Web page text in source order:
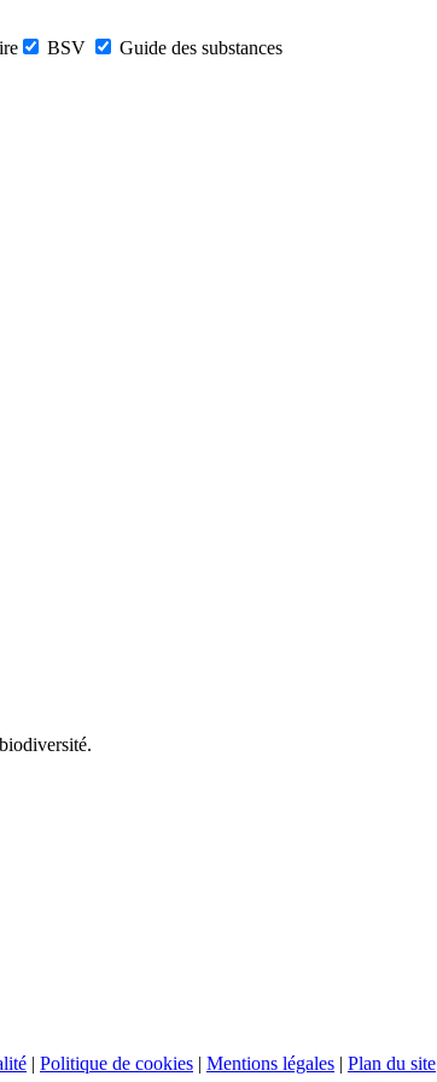
BSV
Guide des substances
| Politique de cookies | Mentions légales | Plan du site